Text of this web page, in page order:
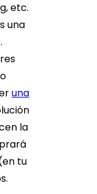
etc.
una
una
la
tu